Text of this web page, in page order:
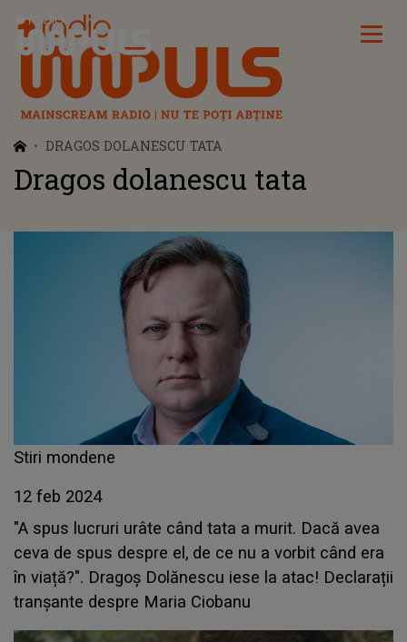
Radio Impuls
DRAGOS DOLANESCU TATA
Dragos dolanescu tata
Stiri mondene
12 feb 2024
"A spus lucruri urâte când tata a murit. Dacă avea
ceva de spus despre el, de ce nu a vorbit când era
în viață?". Dragoș Dolănescu iese la atac! Declarații
tranșante despre Maria Ciobanu